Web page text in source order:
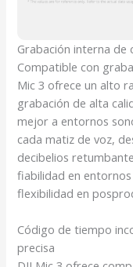
Grabación interna
Compatible con
Mic 3 ofrece un alto
grabación de alta
mejor a entornos
cada matiz de voz,
decibelios
fiabilidad en
flexibilidad en
Código de tiempo
precisa